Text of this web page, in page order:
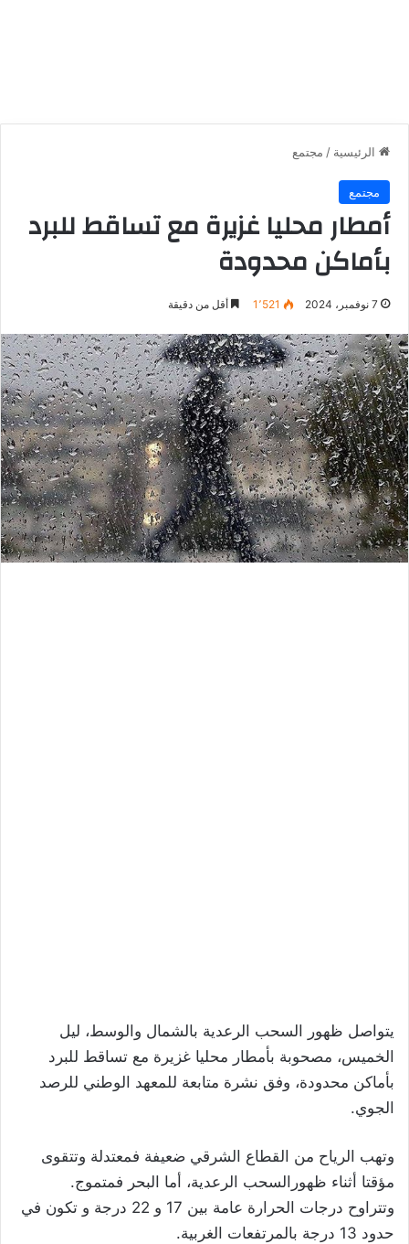
الرئيسية / مجتمع
مجتمع
أمطار محليا غزيرة مع تساقط للبرد
بأماكن محدودة
7 نوفمبر، 2024 1٬521 أقل من دقيقة
يتواصل ظهور السحب الرعدية بالشمال والوسط، ليل
الخميس، مصحوبة بأمطار محليا غزيرة مع تساقط للبرد
بأماكن محدودة، وفق نشرة متابعة للمعهد الوطني للرصد
الجوي.
وتهب الرياح من القطاع الشرقي ضعيفة فمعتدلة وتتقوى
مؤقتا أثناء ظهورالسحب الرعدية، أما البحر فمتموج.
وتتراوح درجات الحرارة عامة بين 17 و 22 درجة و تكون في
حدود 13 درجة بالمرتفعات الغربية.